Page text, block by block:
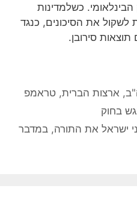
כשלמדינות
לשקול את הסיכונים, כנגד
סירובן.
, ארצות הברית,טראמפ
בחוק
ישראל את התורה, במדבר